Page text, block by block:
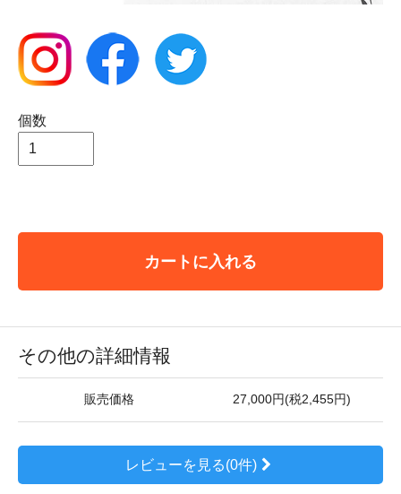
個数
カートに入れる
その他の詳細情報
販売価格 27,000円(税2,455円)
レビューを見る(0件)